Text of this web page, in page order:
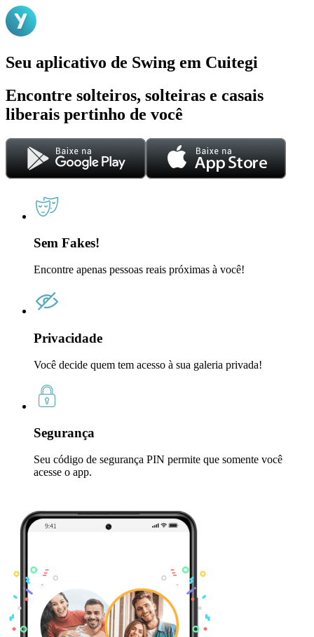
Seu aplicativo de Swing em Cuitegi
Encontre solteiros, solteiras e casais
liberais pertinho de você
Sem Fakes!
Encontre apenas pessoas reais próximas à você!
Privacidade
Você decide quem tem acesso à sua galeria privada!
Segurança
Seu código de segurança PIN permite que somente você
acesse o app.